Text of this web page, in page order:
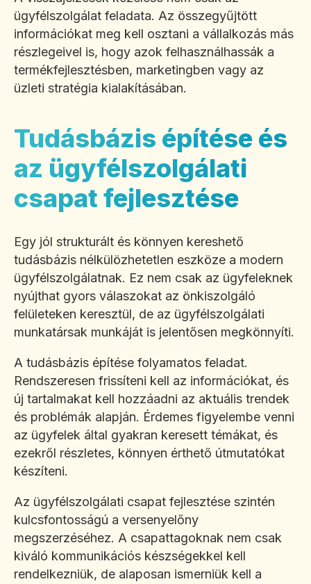
ügyfélszolgálat feladata. Az összegyűjtött
információkat meg kell osztani a vállalkozás más
részlegeivel is, hogy azok felhasználhassák a
termékfejlesztésben, marketingben vagy az
üzleti stratégia kialakításában.
Tudásbázis építése és
az ügyfélszolgálati
csapat fejlesztése
Egy jól strukturált és könnyen kereshető
tudásbázis nélkülözhetetlen eszköze a modern
ügyfélszolgálatnak. Ez nem csak az ügyfeleknek
nyújthat gyors válaszokat az önkiszolgáló
felületeken keresztül, de az ügyfélszolgálati
munkatársak munkáját is jelentősen megkönnyíti.
A tudásbázis építése folyamatos feladat.
Rendszeresen frissíteni kell az információkat, és
új tartalmakat kell hozzáadni az aktuális trendek
és problémák alapján. Érdemes figyelembe venni
az ügyfelek által gyakran keresett témákat, és
ezekről részletes, könnyen érthető útmutatókat
készíteni.
Az ügyfélszolgálati csapat fejlesztése szintén
kulcsfontosságú a versenyelőny
megszerzéséhez. A csapattagoknak nem csak
kiváló kommunikációs készségekkel kell
rendelkezniük, de alaposan ismerniük kell a